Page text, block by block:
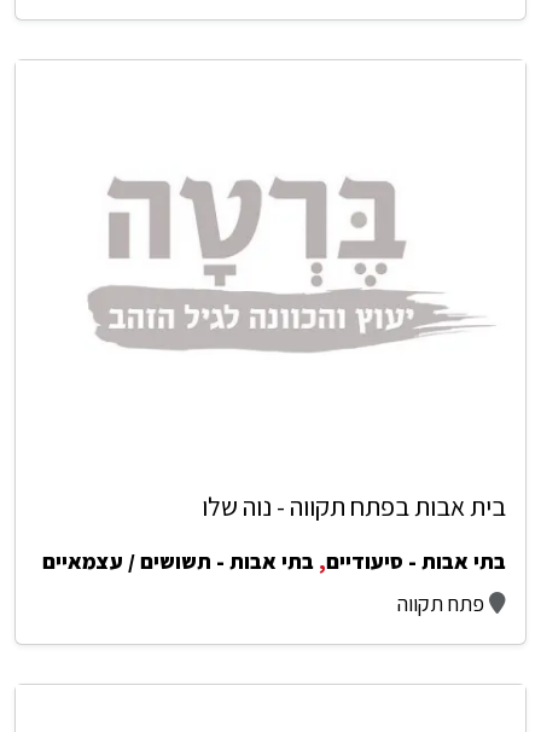
בית אבות בפתח תקווה - נוה שלו
בתי אבות - סיעודיים, בתי אבות - תשושים / עצמאיים
פתח תקווה